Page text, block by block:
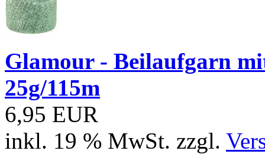
Glamour - Beilaufgarn
25g/115m
6,95 EUR
inkl. 19 % MwSt. zzgl.